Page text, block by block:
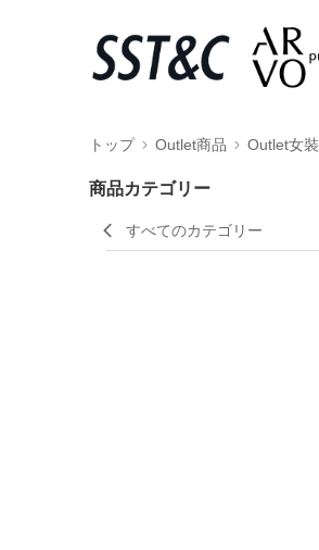
トップ Outlet商品 Outlet女裝
商品カテゴリー
すべてのカテゴリー